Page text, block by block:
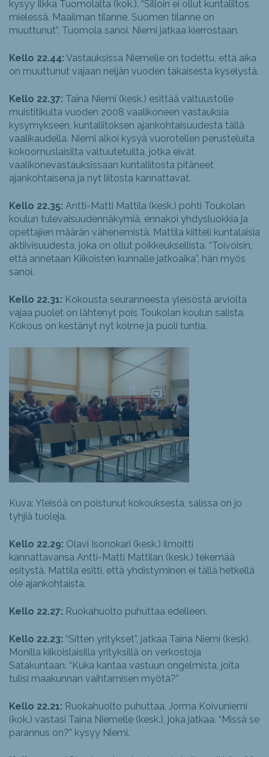
kysyy Ilkka Tuomolalta (kok.). “Silloin ei ollut kuntaliitos
mielessä. Maailman tilanne, Suomen tilanne on
muuttunut”, Tuomola sanoi. Niemi jatkaa kierrostaan.
Kello 22.44: Vastauksissa Niemelle on todettu, että aika
on muuttunut vajaan neljän vuoden takaisesta kyselystä.
Kello 22.37: Taina Niemi (kesk.) esittää valtuustolle
muistitikulta vuoden 2008 vaalikoneen vastauksia
kysymykseen, kuntaliitoksen ajankohtaisuudesta tällä
vaalikaudella. Niemi alkoi kysyä vuorotellen perusteluita
kokoomuslaisilta valtuutetuilta, jotka eivät
vaalikonevastauksissaan kuntaliitosta pitäneet
ajankohtaisena ja nyt liitosta kannattavat.
Kello 22.35: Antti-Matti Mattila (kesk.) pohti Toukolan
koulun tulevaisuudennäkymiä, ennakoi yhdysluokkia ja
opettajien määrän vähenemistä. Mattila kiitteli kuntalaisia
aktiivisuudesta, joka on ollut poikkeuksellista. “Toivoisin,
että annetaan Kiikoisten kunnalle jatkoaika”, hän myös
sanoi.
Kello 22.31: Kokousta seuranneesta yleisöstä arviolta
vajaa puolet on lähtenyt pois Toukolan koulun salista.
Kokous on kestänyt nyt kolme ja puoli tuntia.
Kuva: Yleisöä on poistunut kokouksesta, salissa on jo
tyhjiä tuoleja.
Kello 22.29: Olavi Isonokari (kesk.) ilmoitti
kannattavansa Antti-Matti Mattilan (kesk.) tekemää
esitystä. Mattila esitti, että yhdistyminen ei tällä hetkellä
ole ajankohtaista.
Kello 22.27: Ruokahuolto puhuttaa edelleen.
Kello 22.23: “Sitten yritykset”, jatkaa Taina Niemi (kesk).
Monilla kiikoislaisilla yrityksillä on verkostoja
Satakuntaan. “Kuka kantaa vastuun ongelmista, joita
tulisi maakunnan vaihtamisen myötä?”
Kello 22.21: Ruokahuolto puhuttaa. Jorma Koivuniemi
(kok.) vastasi Taina Niemelle (kesk.), joka jatkaa. “Missä se
parannus on?” kysyy Niemi.